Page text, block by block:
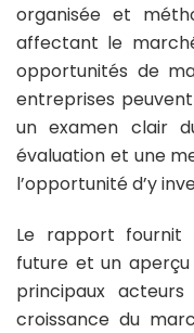
organisée et
affectant le
opportunités de
entreprises
un examen clair
évaluation et une
l’opportunité d’y
Le rapport fournit
future et un
principaux
croissance du